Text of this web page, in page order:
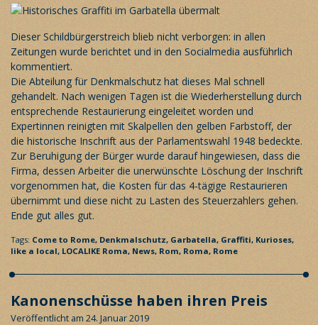
Dieser Schildbürgerstreich blieb nicht verborgen: in allen
Zeitungen wurde berichtet und in den Socialmedia ausführlich
kommentiert.
Die Abteilung für Denkmalschutz hat dieses Mal schnell
gehandelt. Nach wenigen Tagen ist die Wiederherstellung durch
entsprechende Restaurierung eingeleitet worden und
Expertinnen reinigten mit Skalpellen den gelben Farbstoff, der
die historische Inschrift aus der Parlamentswahl 1948 bedeckte.
Zur Beruhigung der Bürger wurde darauf hingewiesen, dass die
Firma, dessen Arbeiter die unerwünschte Löschung der Inschrift
vorgenommen hat, die Kosten für das 4-tägige Restaurieren
übernimmt und diese nicht zu Lasten des Steuerzahlers gehen.
Ende gut alles gut.
Tags: Come to Rome, Denkmalschutz, Garbatella, Graffiti, Kurioses,
like a local, LOCALIKE Roma, News,Rom, Roma, Rome
Kanonenschüsse haben ihren Preis
Veröffentlicht am 24. Januar 2019